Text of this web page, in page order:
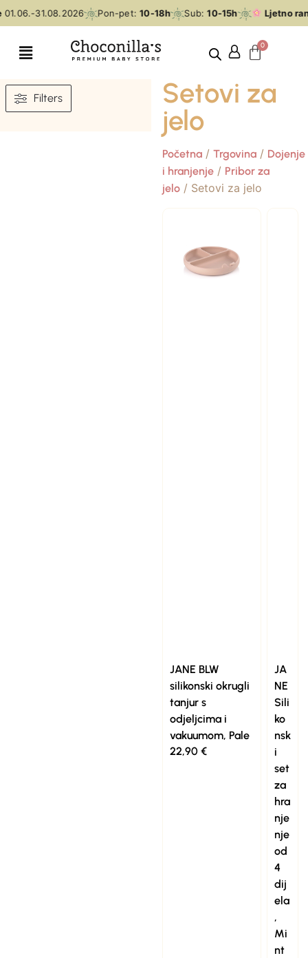
31.08.2026 Pon-pet:10-18h Sub:10-15h Ljetno rano
Filters
Setovi za
jelo
Početna/ Trgovina/ Dojenje
i hranjenje/ Pribor za
jelo/ Setovi za jelo
JANE BLW
silikonski okrugli
tanjur s
odjeljcima i
vakuumom, Pale
22,90 €
JA
NE
Sili
ko
nsk
i
set
za
hra
nje
nje
od
4
dij
ela
,
Mi
nt